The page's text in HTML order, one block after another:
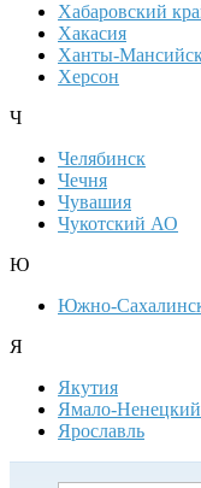
Хабаровский
Хакасия
Ханты-
Херсон
Ч
Челябинск
Чечня
Чувашия
Чукотский АО
Ю
Южно-
Я
Якутия
Ямало-
Ярославль